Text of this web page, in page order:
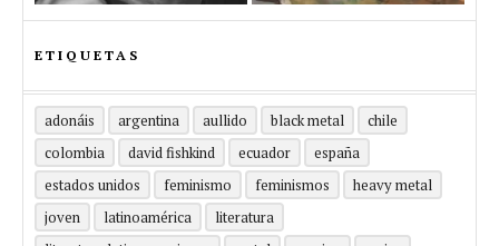
ETIQUETAS
adonáis argentina aullido black metal
chile
colombia
david fishkind ecuador
españa
estados unidos
feminismo feminismos
heavy metal
joven
latinoamérica
literatura